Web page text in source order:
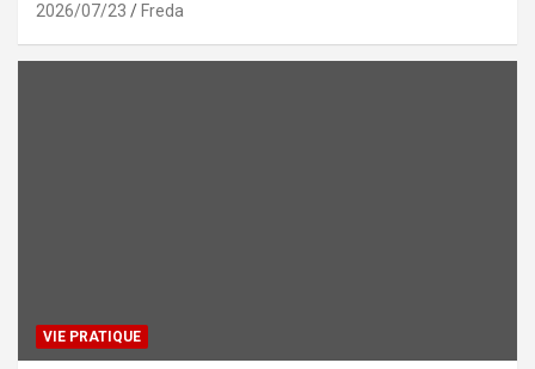
2026/07/23 Freda
VIE PRATIQUE